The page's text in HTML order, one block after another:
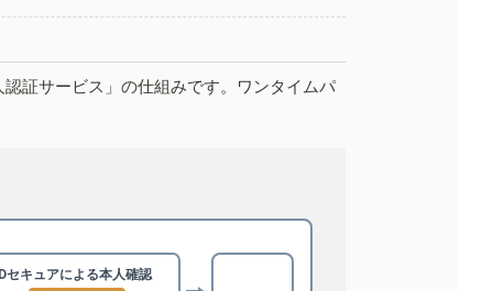
証サービス」の仕組みです。ワンタイムパ
セキュアによる本人確認